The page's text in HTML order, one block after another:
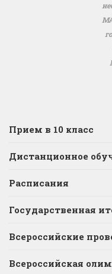
Прием в 10 класс
Дистанционное
Расписания
Государственная
Всероссийские
Всероссийская